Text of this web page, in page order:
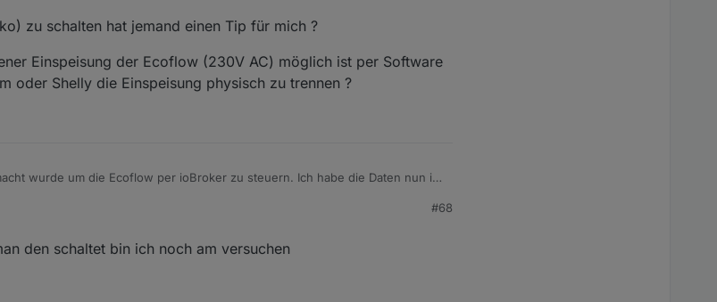
zu schalten hat jemand einen Tip für mich ?
Einspeisung der Ecoflow (230V AC) möglich ist per Software
oder Shelly die Einspeisung physisch zu trennen ?
wurde um die Ecoflow per ioBroker zu steuern. Ich habe die Daten nun im
zu schalten hat jemand einen Tip für mich ?
Einspeisung der Ecoflow (230V AC) möglich ist per Software die
#68
den schaltet bin ich noch am versuchen